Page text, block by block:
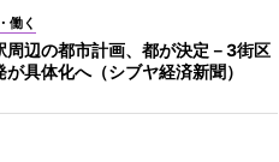
働く
周辺の都市計画、都が決定－3街区
が具体化へ（シブヤ経済新聞）